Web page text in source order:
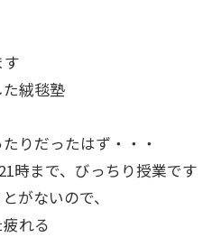
す
絨毯塾
りだったはず・・・
時まで、びっちり授業です
がないので、
れる